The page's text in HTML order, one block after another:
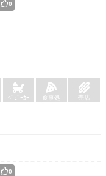
0
ﾍﾞﾋﾞｰｶｰ 食事処 売店
0